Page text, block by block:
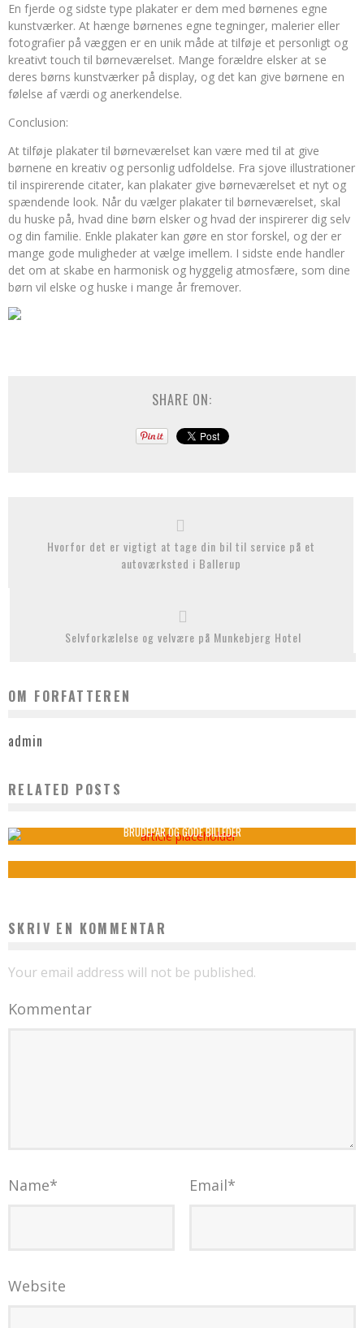
En fjerde og sidste type plakater er dem med børnenes egne
kunstværker. At hænge børnenes egne tegninger, malerier eller
fotografier på væggen er en unik måde at tilføje et personligt og
kreativt touch til børneværelset. Mange forældre elsker at se
deres børns kunstværker på display, og det kan give børnene en
følelse af værdi og anerkendelse.
Conclusion:
At tilføje plakater til børneværelset kan være med til at give
børnene en kreativ og personlig udfoldelse. Fra sjove illustrationer
til inspirerende citater, kan plakater give børneværelset et nyt og
spændende look. Når du vælger plakater til børneværelset, skal
du huske på, hvad dine børn elsker og hvad der inspirerer dig selv
og din familie. Enkle plakater kan gøre en stor forskel, og der er
mange gode muligheder at vælge imellem. I sidste ende handler
det om at skabe en harmonisk og hyggelig atmosfære, som dine
børn vil elske og huske i mange år fremover.
SHARE ON:
Hvorfor det er vigtigt at tage din bil til service på et
autoværksted i Ballerup
Selvforkælelse og velvære på Munkebjerg Hotel
OM FORFATTEREN
admin
RELATED POSTSFORDELENE VED AT BRUGE BLEER PÅ ABONNEMENT
BRUDEPAR OG GODE BILLEDER
SKRIV EN KOMMENTAR
Your email address will not be published.
Kommentar
Name* Email*
Website